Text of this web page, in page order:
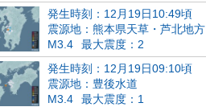
発生時刻：12月19日10:49頃
震源地：熊本県天草・芦北地方
M3.4
最大震度：2
発生時刻：12月19日09:10頃
震源地：豊後水道
M3.4
最大震度：1